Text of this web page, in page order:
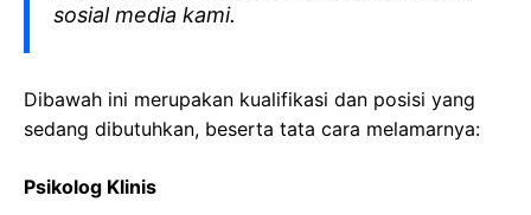
sosial media kami.
Dibawah ini merupakan kualifikasi dan posisi yang
sedang dibutuhkan, beserta tata cara melamarnya:
Psikolog Klinis